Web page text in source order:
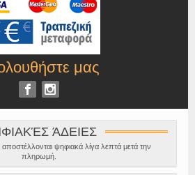
μας
ΆΔΕΙΕΣ
ψηφιακά λίγα λεπτά μετά την
πληρωμή.